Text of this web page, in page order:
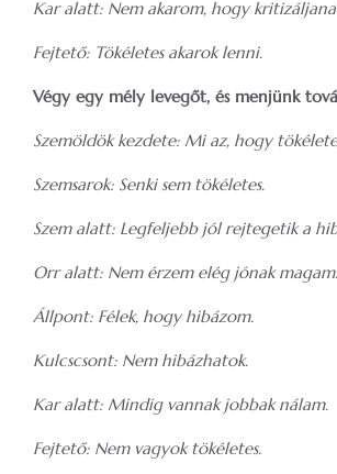
Kar alatt: Nem akarom, hogy
Fejtető: Tökéletes akarok lenni.
Végy egy mély levegőt, és menjünk
Szemöldök kezdete: Mi az, hogy
Szemsarok: Senki sem tökéletes.
Szem alatt: Legfeljebb jól rejtegetik a
Orr alatt: Nem érzem elég jónak magam.
Állpont: Félek, hogy hibázom.
Kulcscsont: Nem hibázhatok.
Kar alatt: Mindig vannak jobbak nálam.
Fejtető: Nem vagyok tökéletes.